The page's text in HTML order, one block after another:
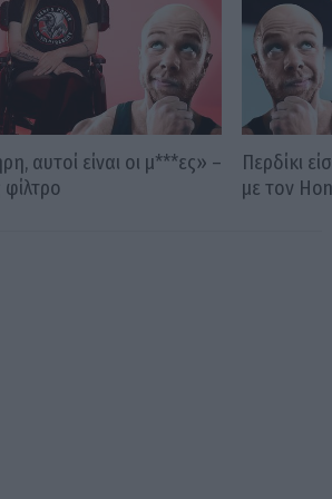
αυτοί είναι οι μ***ες» –
Περδίκι
με τον